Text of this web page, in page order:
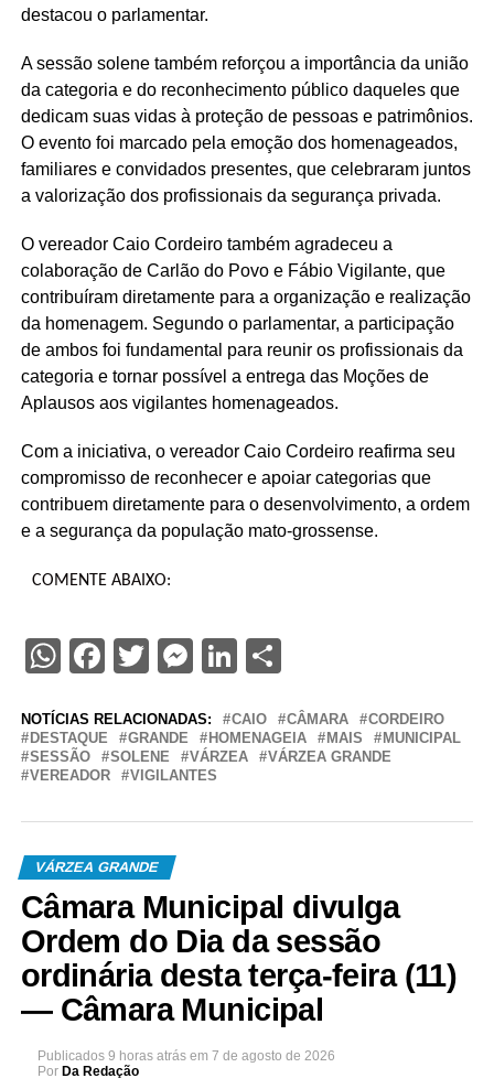
destacou o parlamentar.
A sessão solene também reforçou a importância da união
da categoria e do reconhecimento público daqueles que
dedicam suas vidas à proteção de pessoas e patrimônios.
O evento foi marcado pela emoção dos homenageados,
familiares e convidados presentes, que celebraram juntos
a valorização dos profissionais da segurança privada.
O vereador Caio Cordeiro também agradeceu a
colaboração de Carlão do Povo e Fábio Vigilante, que
contribuíram diretamente para a organização e realização
da homenagem. Segundo o parlamentar, a participação
de ambos foi fundamental para reunir os profissionais da
categoria e tornar possível a entrega das Moções de
Aplausos aos vigilantes homenageados.
Com a iniciativa, o vereador Caio Cordeiro reafirma seu
compromisso de reconhecer e apoiar categorias que
contribuem diretamente para o desenvolvimento, a ordem
e a segurança da população mato-grossense.
COMENTE ABAIXO:
WhatsApp
Facebook
TwitterMessenger
LinkedIn
NOTÍCIAS RELACIONADAS: CAIO CÂMARA
CORDEIRO
DESTAQUE
GRANDE HOMENAGEIA MAIS
MUNICIPAL
SESSÃO
SOLENE VÁRZEA
VÁRZEA GRANDE
VEREADOR
VIGILANTES
VÁRZEA GRANDE
Câmara Municipal divulga
Ordem do Dia da sessão
ordinária desta terça-feira (11)
— Câmara Municipal
Publicados 9 horas atrás em 7 de agosto de 2026
Por Da Redação